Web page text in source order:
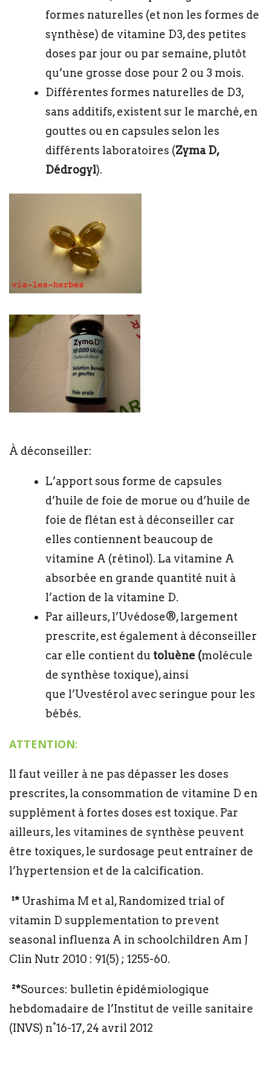
formes naturelles (et non les formes de
synthèse) de vitamine D3, des petites
doses par jour ou par semaine, plutôt
qu’une grosse dose pour 2 ou 3 mois.
Différentes formes naturelles de D3,
sans additifs, existent sur le marché, en
gouttes ou en capsules selon les
différents laboratoires (Zyma D,
Dédrogyl).
À déconseiller:
L’apport sous forme de capsules
d’huile de foie de morue ou d’huile de
foie de flétan est à déconseiller car
elles contiennent beaucoup de
vitamine A (rétinol). La vitamine A
absorbée en grande quantité nuit à
l’action de la vitamine D.
Par ailleurs, l’Uvédose®, largement
prescrite, est également à déconseiller
car elle contient du toluène (molécule
de synthèse toxique), ainsi
que l’Uvestérol avec seringue pour les
bébés.
ATTENTION:
Il faut veiller à ne pas dépasser les doses
prescrites, la consommation de vitamine D en
supplément à fortes doses est toxique. Par
ailleurs, les vitamines de synthèse peuvent
être toxiques, le surdosage peut entraîner de
l’hypertension et de la calcification.
¹* Urashima M et al, Randomized trial of
vitamin D supplementation to prevent
seasonal influenza A in schoolchildren Am J
Clin Nutr 2010 : 91(5) ; 1255-60.
²*Sources: bulletin épidémiologique
hebdomadaire de l’Institut de veille sanitaire
(INVS) n°16-17, 24 avril 2012